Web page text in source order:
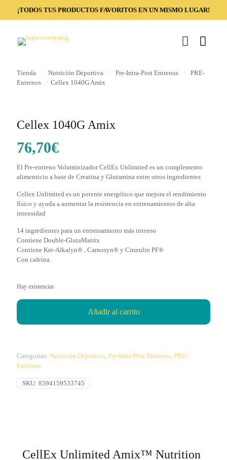
¡TODOS TUS PRODUCTOS FAVORITOS EN UN MISMO LUGAR!
Tienda Nutrición Deportiva Pre-Intra-Post Entrenos
PRE-
Entrenos
Cellex 1040G Amix
Cellex 1040G Amix
76,70€
El Pre-entreno Voluminizador CellEx Unlimited es un complemento
alimenticio a base de Creatina y Glutamina entre otros ingredientes
Cellex Unlimited es un potente energético que mejora el rendimiento
físico y ayuda a aumentar la resistencia en entrenamientos de alta
intensidad
14 ingredientes para un entrenamiento más intenso
Contiene Double-GlutaMatrix
Contiene Kre-Alkalyn® , Carnosyn® y Cinnulin PF®
Con cafeína
Hay existencias
Añadir al carrito
Categorías: Nutrición Deportiva, Pre-Intra-Post Entrenos, PRE-
Entrenos
SKU: 8594159533745
CellEx Unlimited Amix™ Nutrition